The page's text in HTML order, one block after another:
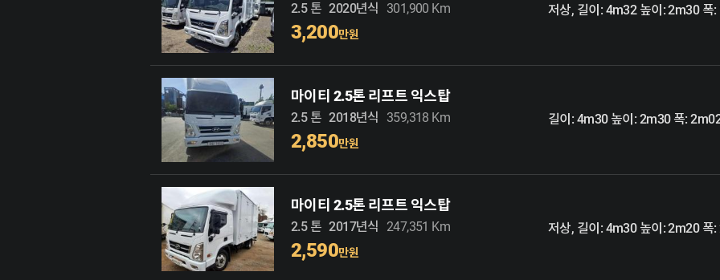
2.5 톤 2020년식 301,900 Km
3,200만원
저상, 길이: 4m32 높이: 2m30 폭
마이티 2.5톤 리프트 익스탑
2.5 톤 2018년식 359,318 Km
2,850만원
길이: 4m30 높이: 2m30 폭:
마이티 2.5톤 리프트 익스탑
2.5 톤 2017년식 247,351 Km
2,590만원
저상, 길이: 4m30 높이: 2m20 폭